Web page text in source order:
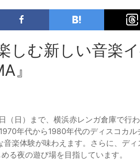
しむ新しい音楽
』
日）まで、横浜赤レンガ倉庫で行
年代から1980年代のディスコカル
楽体験が味わえます。さらに、デ
る夜の遊び場を目指しています。